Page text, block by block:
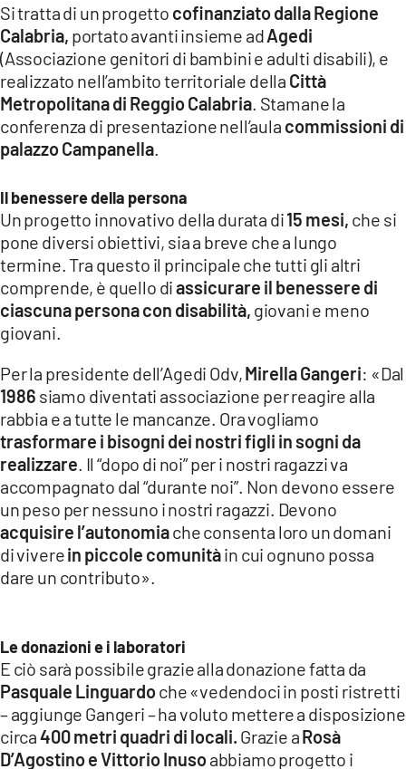
Si tratta di un progetto cofinanziato dalla Regione
Calabria, portato avanti insieme adAgedi
(Associazione genitori di bambini e adulti disabili), e
realizzato nell’ambito territoriale della Città
Metropolitana di Reggio Calabria . Stamane la
conferenza di presentazione nell’aula commissioni di
palazzo Campanella
Il benessere della persona
Un progetto innovativo della durata di15 mesi, che si
pone diversi obiettivi, sia a breve che a lungo
termine. Tra questo il principale che tutti gli altri
comprende, è quello diassicurare il benessere di
ciascuna persona con disabilità, giovani e meno
giovani.
Per la presidente dell’Agedi Odv,Mirella Gangeri: «Dal
1986 siamo diventati associazione per reagire alla
rabbia e a tutte le mancanze. Ora vogliamo
trasformare i bisogni dei nostri figli in sogni da
realizzare . Il “dopo di noi” per i nostri ragazzi va
accompagnato dal “durante noi”. Non devono essere
un peso per nessuno i nostri ragazzi. Devono
acquisire l’autonomiache consenta loro un domani
di viverein piccole comunitàin cui ognuno possa
dare un contributo».
Le donazioni e i laboratori
E ciò sarà possibile grazie alla donazione fatta da
Pasquale Linguardoche «vedendoci in posti ristretti
– aggiunge Gangeri – ha voluto mettere a disposizione
circa400 metri quadri di locali. Grazie aRosà
D’Agostino e Vittorio Inusoabbiamo progetto i